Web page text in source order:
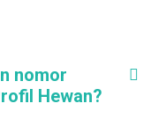
nomor
Hewan?